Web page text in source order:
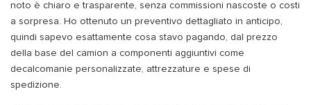
noto è chiaro e trasparente, senza commissioni nascoste o costi
a sorpresa. Ho ottenuto un preventivo dettagliato in anticipo,
quindi sapevo esattamente cosa stavo pagando, dal prezzo
della base del camion a componenti aggiuntivi come
decalcomanie personalizzate, attrezzature e spese di
spedizione.